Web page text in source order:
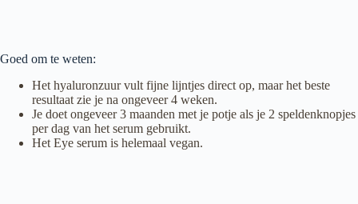
Goed om te weten:
Het hyaluronzuur vult fijne lijntjes direct op, maar het beste
resultaat zie je na ongeveer 4 weken.
Je doet ongeveer 3 maanden met je potje als je 2 speldenknopjes
per dag van het serum gebruikt.
Het Eye serum is helemaal vegan.